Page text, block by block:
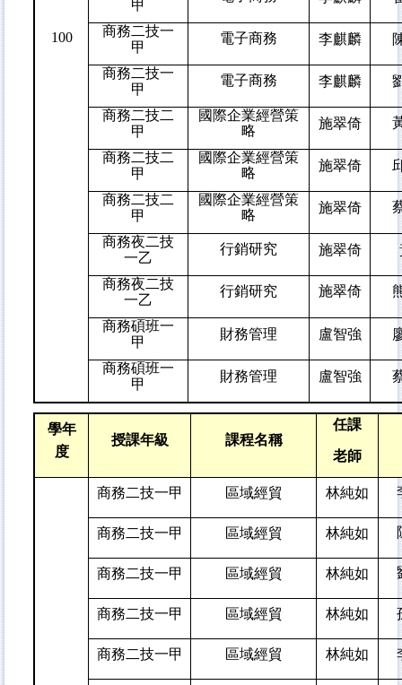
100
甲
商務二技一
甲
電子商務 李麒麟
商務二技一
甲
電子商務 李麒麟
商務二技二
甲
國際企業經營策
略
施翠倚
商務二技二
甲
國際企業經營策
略
施翠倚
商務二技二
甲
國際企業經營策
略
施翠倚
商務夜二技
一乙
行銷研究 施翠倚
商務夜二技
一乙
行銷研究 施翠倚
商務碩班一
甲
財務管理 盧智強
商務碩班一
甲
財務管理 盧智強
學年
度
授課年級 課程名稱
任課
老師
商務二技一甲 區域經貿 林純如
商務二技一甲 區域經貿 林純如
商務二技一甲 區域經貿 林純如
商務二技一甲 區域經貿 林純如
商務二技一甲 區域經貿 林純如